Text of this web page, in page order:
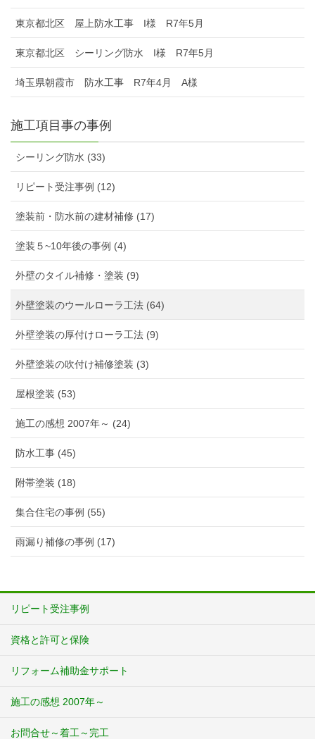
東京都北区 屋上防水工事 I様 R7年5月
東京都北区 シーリング防水 I様 R7年5月
埼玉県朝霞市 防水工事 R7年4月 A様
施工項目事の事例
シーリング防水 (33)
リピート受注事例 (12)
塗装前・防水前の建材補修 (17)
塗装５~10年後の事例 (4)
外壁のタイル補修・塗装 (9)
外壁塗装のウールローラ工法 (64)
外壁塗装の厚付けローラ工法 (9)
外壁塗装の吹付け補修塗装 (3)
屋根塗装 (53)
施工の感想 2007年～ (24)
防水工事 (45)
附帯塗装 (18)
集合住宅の事例 (55)
雨漏り補修の事例 (17)
リピート受注事例
資格と許可と保険
リフォーム補助金サポート
施工の感想 2007年～
お問合せ～着工～完工